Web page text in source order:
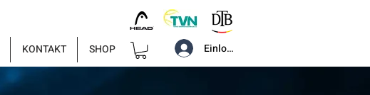
KONTAKT SHOP Einloggen